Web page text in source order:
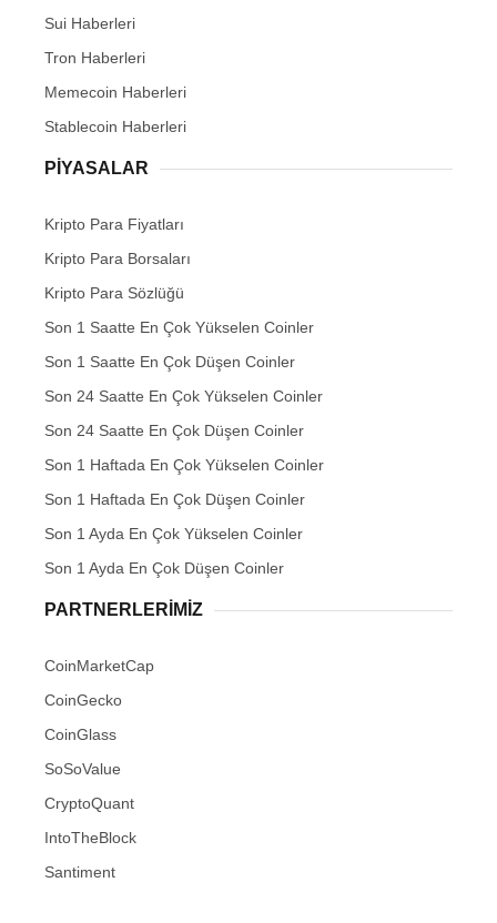
Sui Haberleri
Tron Haberleri
Memecoin Haberleri
Stablecoin Haberleri
PIYASALAR
Kripto Para Fiyatları
Kripto Para Borsaları
Kripto Para Sözlüğü
Son 1 Saatte En Çok Yükselen Coinler
Son 1 Saatte En Çok Düşen Coinler
Son 24 Saatte En Çok Yükselen Coinler
Son 24 Saatte En Çok Düşen Coinler
Son 1 Haftada En Çok Yükselen Coinler
Son 1 Haftada En Çok Düşen Coinler
Son 1 Ayda En Çok Yükselen Coinler
Son 1 Ayda En Çok Düşen Coinler
PARTNERLERIMIZ
CoinMarketCap
CoinGecko
CoinGlass
SoSoValue
CryptoQuant
IntoTheBlock
Santiment